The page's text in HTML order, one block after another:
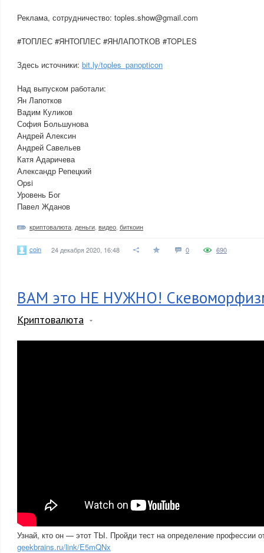
Реклама, сотрудничество: toples.show@gmail.com
#ТОПЛЕС #ЯНТОПЛЕС #ЯНЛАПОТКОВ #TOPLES
Здесь источники: bit.ly/toples_panopticon
Над выпуском работали:
Ян Лапотков
Вадим Куликов
София Большунова
Андрей Алексин
Андрей Савельев
Катя Адаричева
Александр Репецкий
Opsi
Уровень Бог
Павел Жданов
криптовалюта деньги видео биткоин
coin 24 декабря 2020, 16:48 0 690
ВАМ это НЕ НУЖНО!
Криптовалюта
Узнай, кто он — этот ТЫ. Пройди тест на определение профессии
geekbrains.ru/link/E5mQNx